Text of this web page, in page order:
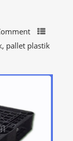
, pallet plastik